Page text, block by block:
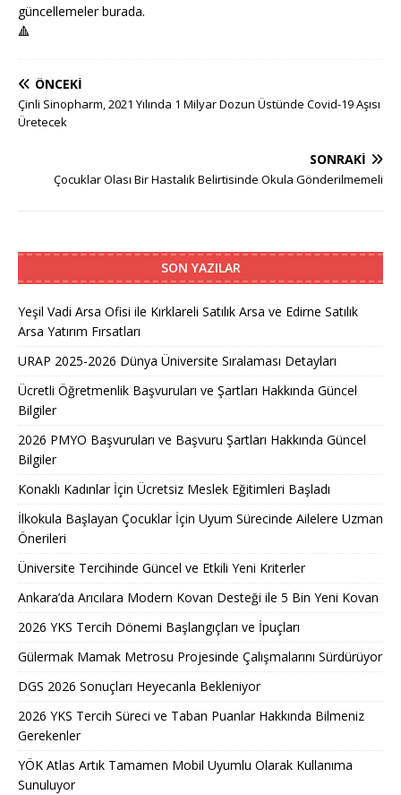
güncellemeler burada.
🔺
ÖNCEKI
Çinli Sinopharm, 2021 Yılında 1 Milyar Dozun Üstünde Covid-19 Aşısı
Üretecek
SONRAKI
Çocuklar Olası Bir Hastalık Belirtisinde Okula Gönderilmemeli
SON YAZILAR
Yeşil Vadi Arsa Ofisi ile Kırklareli Satılık Arsa ve Edirne Satılık
Arsa Yatırım Fırsatları
URAP 2025-2026 Dünya Üniversite Sıralaması Detayları
Ücretli Öğretmenlik Başvuruları ve Şartları Hakkında Güncel
Bilgiler
2026 PMYO Başvuruları ve Başvuru Şartları Hakkında Güncel
Bilgiler
Konaklı Kadınlar İçin Ücretsiz Meslek Eğitimleri Başladı
İlkokula Başlayan Çocuklar İçin Uyum Sürecinde Ailelere Uzman
Önerileri
Üniversite Tercihinde Güncel ve Etkili Yeni Kriterler
Ankara’da Arıcılara Modern Kovan Desteği ile 5 Bin Yeni Kovan
2026 YKS Tercih Dönemi Başlangıçları ve İpuçları
Gülermak Mamak Metrosu Projesinde Çalışmalarını Sürdürüyor
DGS 2026 Sonuçları Heyecanla Bekleniyor
2026 YKS Tercih Süreci ve Taban Puanlar Hakkında Bilmeniz
Gerekenler
YÖK Atlas Artık Tamamen Mobil Uyumlu Olarak Kullanıma
Sunuluyor